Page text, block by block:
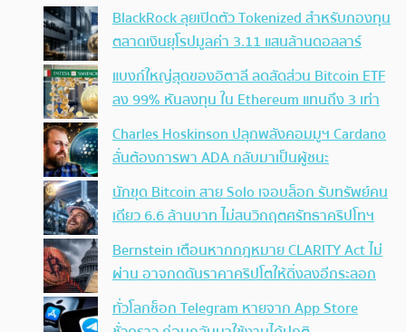
BlackRock ลุยเปิดตัว Tokenized สำหรับกองทุน
ตลาดเงินยุโรปมูลค่า 3.11 แสนล้านดอลลาร์
แบงก์ใหญ่สุดของอิตาลี ลดสัดส่วน Bitcoin ETF
ลง 99% หันลงทุน ใน Ethereum แทนถึง 3 เท่า
Charles Hoskinson ปลุกพลังคอมมูฯ Cardano
ลั่นต้องการพา ADA กลับมาเป็นผู้ชนะ
นักขุด Bitcoin สาย Solo เจอบล็อก รับทรัพย์คน
เดียว 6.6 ล้านบาท ไม่สนวิกฤตศรัทธาคริปโทฯ
Bernstein เตือนหากกฎหมาย CLARITY Act ไม่
ผ่าน อาจกดดันราคาคริปโตให้ดิ่งลงอีกระลอก
ทั่วโลกช็อก Telegram หายจาก App Store